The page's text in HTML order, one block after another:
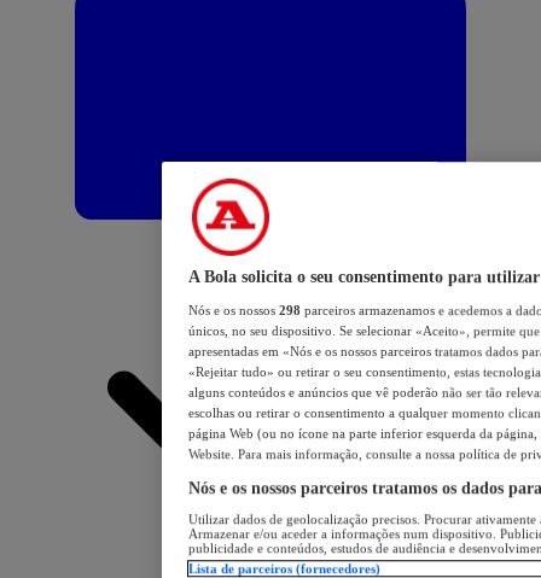
A Bola solicita o seu consentimento para utilizar
Nós e os nossos 298 parceiros armazenamos e acedemos a
únicos, no seu dispositivo. Se selecionar «Aceito», permite
apresentadas em «Nós e os nossos parceiros tratamos dados
«Rejeitar tudo» ou retirar o seu consentimento, estas
alguns conteúdos e anúncios que vê poderão não ser tão
escolhas ou retirar o consentimento a qualquer momento
página Web (ou no ícone na parte inferior esquerda da página,
Website. Para mais informação, consulte a nossa política de
Nós e os nossos parceiros tratamos os dados
Utilizar dados de geolocalização precisos. Procurar
Armazenar e/ou aceder a informações num dispositivo.
publicidade e conteúdos, estudos de audiência e
Lista de parceiros (fornecedores)